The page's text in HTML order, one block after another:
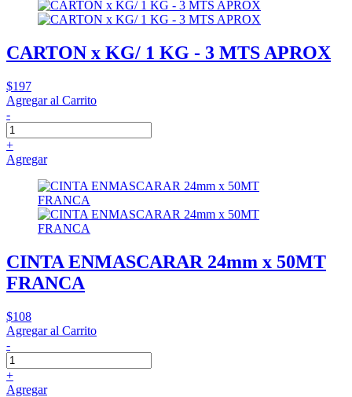
CARTON x KG/ 1 KG - 3 MTS APROX
$197
Agregar al Carrito
-
+
Agregar
CINTA ENMASCARAR 24mm x 50MT
FRANCA
$108
Agregar al Carrito
-
+
Agregar